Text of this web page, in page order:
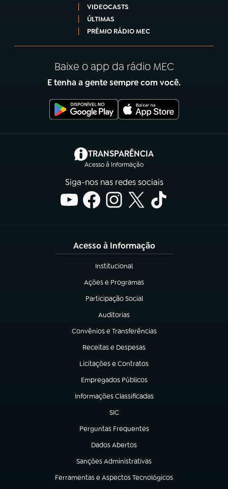
VIDEOCASTS
ÚLTIMAS
PRÊMIO RÁDIO MEC
Baixe o app da rádio MEC
E tenha a gente sempre com você.
TRANSPARÊNCIA
Acesso à Informação
(abre em nova aba)
Siga-nos nas redes sociais
Acesso à Informação
Institucional
(abre em nova aba)
Ações e Programas
(abre em nova aba)
Participação Social
(abre em nova aba)
Auditorias
(abre em nova aba)
Convênios e Transferências
(abre em nova aba)
Receitas e Despesas
(abre em nova aba)
Licitações e Contratos
(abre em nova aba)
Empregados Públicos
(abre em nova aba)
Informações Classificadas
(abre em nova aba)
SIC
(abre em nova aba)
Perguntas Frequentes
(abre em nova aba)
Dados Abertos
(abre em nova aba)
Sanções Administrativas
(abre em nova aba)
Ferramentas e Aspectos Tecnológicos
(abre em nova aba)